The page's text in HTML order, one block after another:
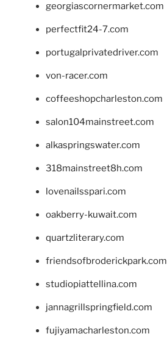
georgiascornermarket.com
perfectfit24-7.com
portugalprivatedriver.com
von-racer.com
coffeeshopcharleston.com
salon104mainstreet.com
alkaspringswater.com
318mainstreet8h.com
lovenailsspari.com
oakberry-kuwait.com
quartzliterary.com
friendsofbroderickpark.com
studiopiattellina.com
jannagrillspringfield.com
fujiyamacharleston.com